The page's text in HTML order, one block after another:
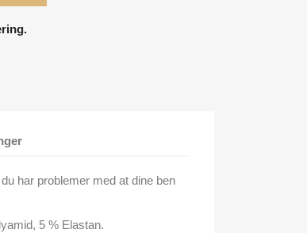
har problemer med at dine ben
5 % Elastan.